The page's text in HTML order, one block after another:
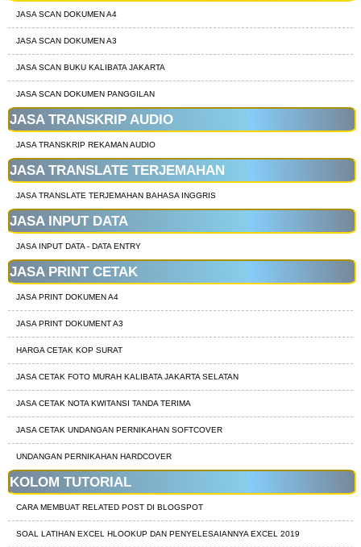
JASA SCAN DOKUMEN A4
JASA SCAN DOKUMEN A3
JASA SCAN BUKU KALIBATA JAKARTA
JASA SCAN DOKUMEN PANGGILAN
JASA TRANSKRIP AUDIO
JASA TRANSKRIP REKAMAN AUDIO
JASA TRANSLATE TERJEMAHAN
JASA TRANSLATE TERJEMAHAN BAHASA INGGRIS
JASA INPUT DATA
JASA INPUT DATA - DATA ENTRY
JASA PRINT CETAK
JASA PRINT DOKUMEN A4
JASA PRINT DOKUMENT A3
HARGA CETAK KOP SURAT
JASA CETAK FOTO MURAH KALIBATA JAKARTA SELATAN
JASA CETAK NOTA KWITANSI TANDA TERIMA
JASA CETAK UNDANGAN PERNIKAHAN SOFTCOVER
UNDANGAN PERNIKAHAN HARDCOVER
KOLOM TUTORIAL
CARA MEMBUAT RELATED POST DI BLOGSPOT
SOAL LATIHAN EXCEL HLOOKUP DAN PENYELESAIANNYA EXCEL 2019